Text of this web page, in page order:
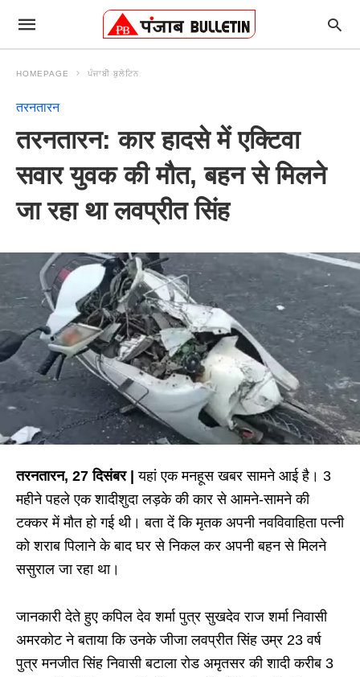
HOMEPAGE ਪੰਜਾਬੀ ਬੁਲੇਟਿਨ
तरनतारन
तरनतारन: कार हादसे में एक्टिवा
सवार युवक की मौत, बहन से मिलने
जा रहा था लवप्रीत सिंह
तरनतारन, 27 दिसंबर | यहां एक मनहूस खबर सामने आई है। 3
महीने पहले एक शादीशुदा लड़के की कार से आमने-सामने की
टक्कर में मौत हो गई थी। बता दें कि मृतक अपनी नवविवाहिता पत्नी
को शराब पिलाने के बाद घर से निकल कर अपनी बहन से मिलने
ससुराल जा रहा था।
जानकारी देते हुए कपिल देव शर्मा पुत्र सुखदेव राज शर्मा निवासी
अमरकोट ने बताया कि उनके जीजा लवप्रीत सिंह उम्र 23 वर्ष
पुत्र मनजीत सिंह निवासी बटाला रोड अमृतसर की शादी करीब 3